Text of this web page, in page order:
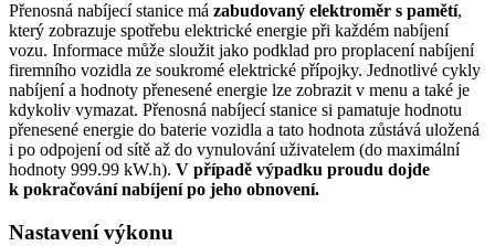
Přenosná nabíjecí stanice má zabudovaný elektroměr s pamětí,
který zobrazuje spotřebu elektrické energie při každém nabíjení
vozu. Informace může sloužit jako podklad pro proplacení nabíjení
firemního vozidla ze soukromé elektrické přípojky. Jednotlivé cykly
nabíjení a hodnoty přenesené energie lze zobrazit v menu a také je
kdykoliv vymazat. Přenosná nabíjecí stanice si pamatuje hodnotu
přenesené energie do baterie vozidla a tato hodnota zůstává uložená
i po odpojení od sítě až do vynulování uživatelem (do maximální
hodnoty 999.99 kW.h). V případě výpadku proudu dojde
k pokračování nabíjení po jeho obnovení.
Nastavení výkonu